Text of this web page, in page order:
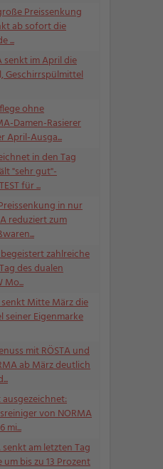
Preissenkung
ab sofort die
...
senkt im April die
Geschirrspülmittel
ohne
Damen-Rasierer
April-Ausga...
in den Tag
"sehr gut"-
für ...
in nur
reduziert zum
zahlreiche
des dualen
Mo...
Mitte März die
seiner Eigenmarke
mit RÖSTA und
ab März deutlich
von NORMA
mi...
am letzten Tag
bis zu 13 Prozent